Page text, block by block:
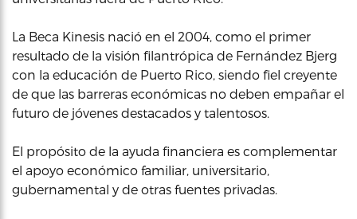
La Beca Kinesis nació en el 2004, como el primer
resultado de la visión filantrópica de Fernández Bjerg
con la educación de Puerto Rico, siendo fiel creyente
de que las barreras económicas no deben empañar el
futuro de jóvenes destacados y talentosos.
El propósito de la ayuda financiera es complementar
el apoyo económico familiar, universitario,
gubernamental y de otras fuentes privadas.